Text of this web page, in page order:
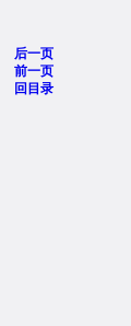
后一页
前一页
回目录